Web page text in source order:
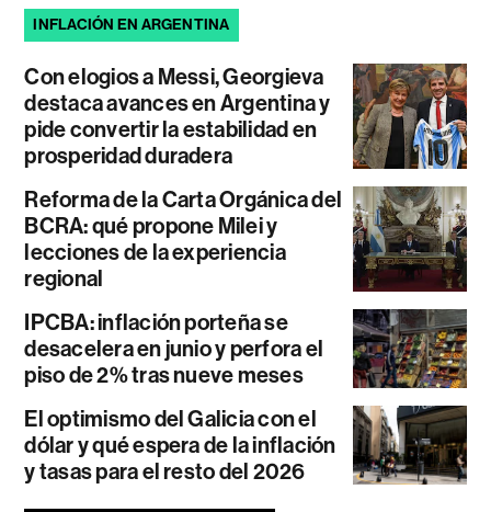
INFLACIÓN EN ARGENTINA
Con elogios a Messi, Georgieva
destaca avances en Argentina y
pide convertir la estabilidad en
prosperidad duradera
Reforma de la Carta Orgánica del
BCRA: qué propone Milei y
lecciones de la experiencia
regional
IPCBA: inflación porteña se
desacelera en junio y perfora el
piso de 2% tras nueve meses
El optimismo del Galicia con el
dólar y qué espera de la inflación
y tasas para el resto del 2026